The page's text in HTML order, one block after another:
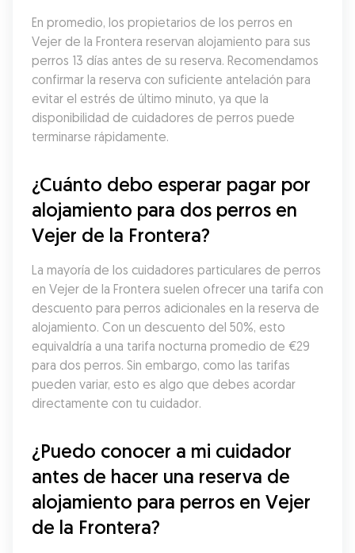
En promedio, los propietarios de los perros en
Vejer de la Frontera reservan alojamiento para sus
perros 13 días antes de su reserva. Recomendamos
confirmar la reserva con suficiente antelación para
evitar el estrés de último minuto, ya que la
disponibilidad de cuidadores de perros puede
terminarse rápidamente.
¿Cuánto debo esperar pagar por
alojamiento para dos perros en
Vejer de la Frontera?
La mayoría de los cuidadores particulares de perros
en Vejer de la Frontera suelen ofrecer una tarifa con
descuento para perros adicionales en la reserva de
alojamiento. Con un descuento del 50%, esto
equivaldría a una tarifa nocturna promedio de €29
para dos perros. Sin embargo, como las tarifas
pueden variar, esto es algo que debes acordar
directamente con tu cuidador.
¿Puedo conocer a mi cuidador
antes de hacer una reserva de
alojamiento para perros en Vejer
de la Frontera?